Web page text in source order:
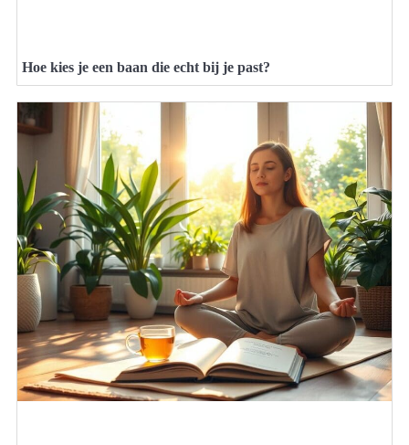
Hoe kies je een baan die echt bij je past?